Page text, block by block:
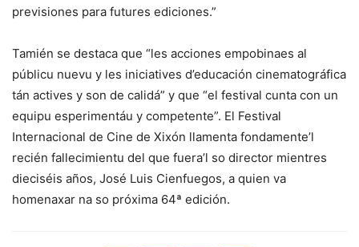
previsiones para futures ediciones.”
Tamién se destaca que “les acciones empobinaes al
públicu nuevu y les iniciatives d’educación cinematográfica
tán actives y son de calidá” y que “el festival cunta con un
equipu esperimentáu y competente”. El Festival
Internacional de Cine de Xixón llamenta fondamente’l
recién fallecimientu del que fuera’l so director mientres
dieciséis años, José Luis Cienfuegos, a quien va
homenaxar na so próxima 64ª edición.